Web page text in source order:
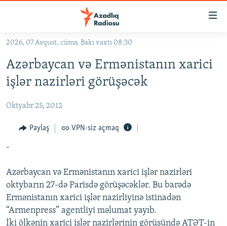
Əsas
qayıt
Əsas
naviqasiyaya
qayıt
KORRUPSIOMETR
#ƏSLINDƏ
FƏRQƏ BAX
MULTIMEDIA
VIDEO
FOTOQALEREYA
RADIO ARXIV
OXU ZALI
HAQQIMIZDA
2026, 07 Avqust, cümə, Bakı vaxtı 08:30
Azərbaycan və Ermənistanın xarici
işlər nazirləri görüşəcək
Oktyabr 25, 2012
Paylaş VPN-siz açmaq
-
Azərbaycan və Ermənistanın xarici işlər nazirləri
oktybarın 27-də Parisdə görüşəcəklər. Bu barədə
Ermənistanın xarici işlər nazirliyinə istinadən
“Armenpress” agentliyi məlumat yayıb.
İki ölkənin xarici işlər nazirlərinin görüşündə ATƏT-in